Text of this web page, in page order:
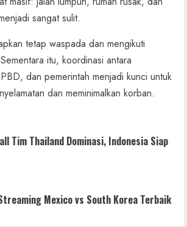
sangat sulit.
tetap waspada dan mengikuti
itu, koordinasi antara
dan pemerintah menjadi kunci untuk
dan meminimalkan korban.
Tim Thailand Dominasi, Indonesia Siap
Mexico vs South Korea Terbaik